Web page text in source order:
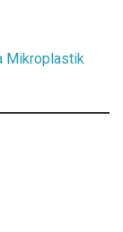
Mikroplastik